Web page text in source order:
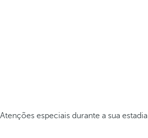
Atenções especiais durante a sua estadia